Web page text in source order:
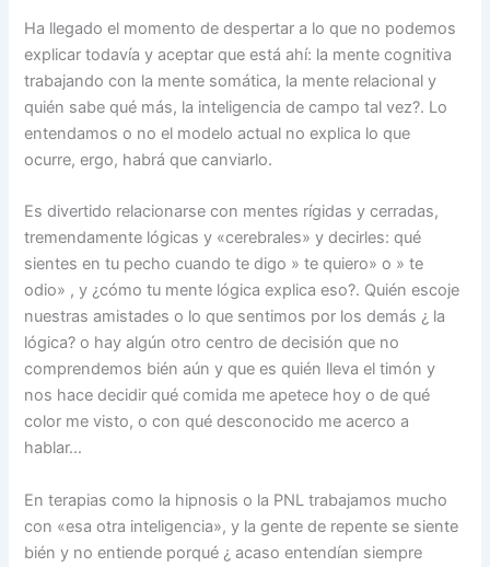
Ha llegado el momento de despertar a lo que no podemos
explicar todavía y aceptar que está ahí: la mente cognitiva
trabajando con la mente somática, la mente relacional y
quién sabe qué más, la inteligencia de campo tal vez?. Lo
entendamos o no el modelo actual no explica lo que
ocurre, ergo, habrá que canviarlo.
Es divertido relacionarse con mentes rígidas y cerradas,
tremendamente lógicas y «cerebrales» y decirles: qué
sientes en tu pecho cuando te digo » te quiero» o » te
odio» , y ¿cómo tu mente lógica explica eso?. Quién escoje
nuestras amistades o lo que sentimos por los demás ¿ la
lógica? o hay algún otro centro de decisión que no
comprendemos bién aún y que es quién lleva el timón y
nos hace decidir qué comida me apetece hoy o de qué
color me visto, o con qué desconocido me acerco a
hablar…
En terapias como la hipnosis o la PNL trabajamos mucho
con «esa otra inteligencia», y la gente de repente se siente
bién y no entiende porqué ¿ acaso entendían siempre